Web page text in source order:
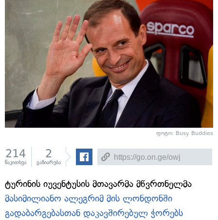
ფოტო: Busy Buddies
214
წაკითხვა
2
გაზიარება
ტურინის იუვენტუსის მთავარმა მწვრთნელმა
მასიმილიანო ალეგრიმ მის ლონდონში
გადაბარგებასთან დაკავშირებულ ჭორებს